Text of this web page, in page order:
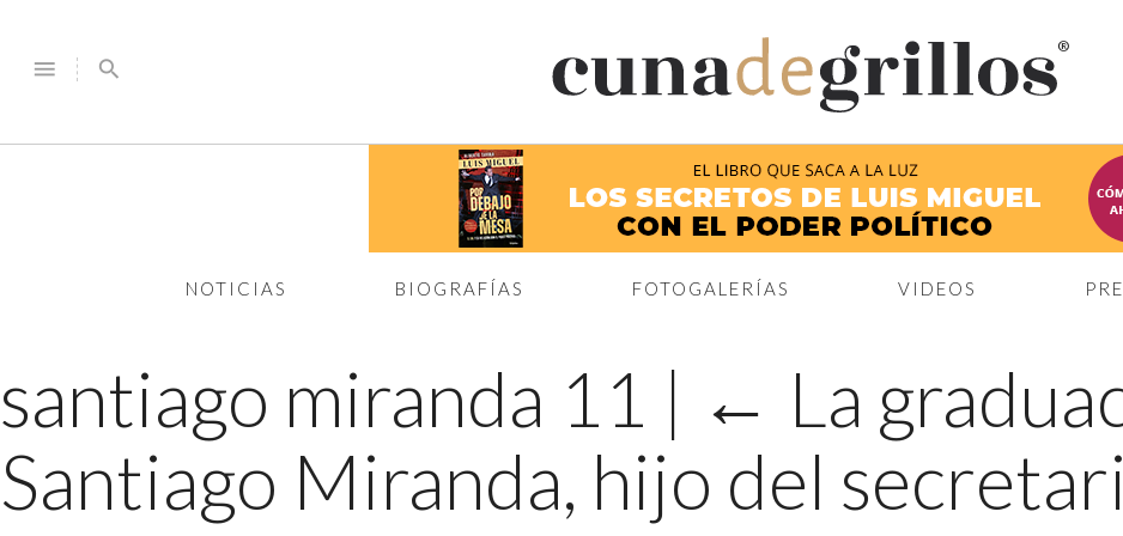
menu search
®
NOTICIAS BIOGRAFÍAS FOTOGALERÍAS VIDEOS
santiago miranda 11 | ← La
Santiago Miranda, hijo del